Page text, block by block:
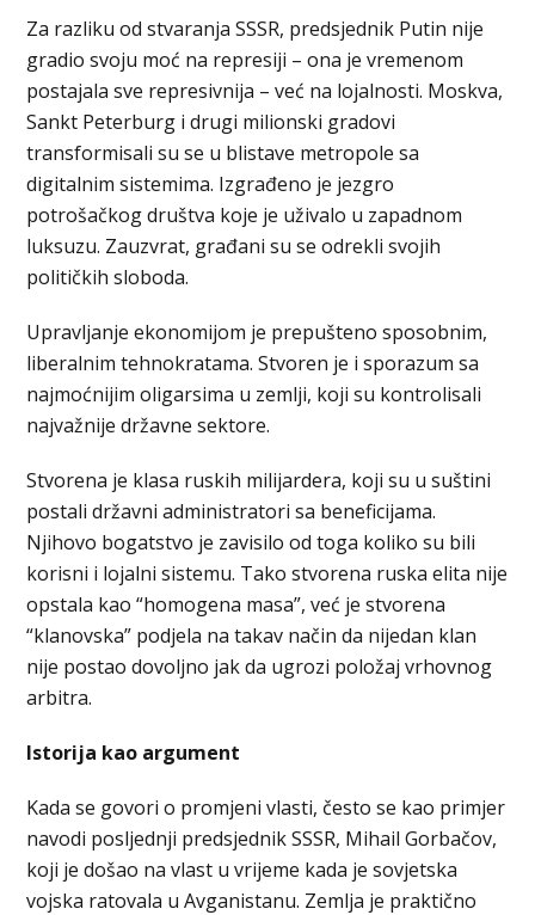
Za razliku od stvaranja SSSR, predsjednik Putin nije
gradio svoju moć na represiji – ona ​​je vremenom
postajala sve represivnija – već na lojalnosti. Moskva,
Sankt Peterburg i drugi milionski gradovi
transformisali su se u blistave metropole sa
digitalnim sistemima. Izgrađeno je jezgro
potrošačkog društva koje je uživalo u zapadnom
luksuzu. Zauzvrat, građani su se odrekli svojih
političkih sloboda.
Upravljanje ekonomijom je prepušteno sposobnim,
liberalnim tehnokratama. Stvoren je i sporazum sa
najmoćnijim oligarsima u zemlji, koji su kontrolisali
najvažnije državne sektore.
Stvorena je klasa ruskih milijardera, koji su u suštini
postali državni administratori sa beneficijama.
Njihovo bogatstvo je zavisilo od toga koliko su bili
korisni i lojalni sistemu. Tako stvorena ruska elita nije
opstala kao “homogena masa”, već je stvorena
“klanovska” podjela na takav način da nijedan klan
nije postao dovoljno jak da ugrozi položaj vrhovnog
arbitra.
Istorija kao argument
Kada se govori o promjeni vlasti, često se kao primjer
navodi posljednji predsjednik SSSR, Mihail Gorbačov,
koji je došao na vlast u vrijeme kada je sovjetska
vojska ratovala u Avganistanu. Zemlja je praktično